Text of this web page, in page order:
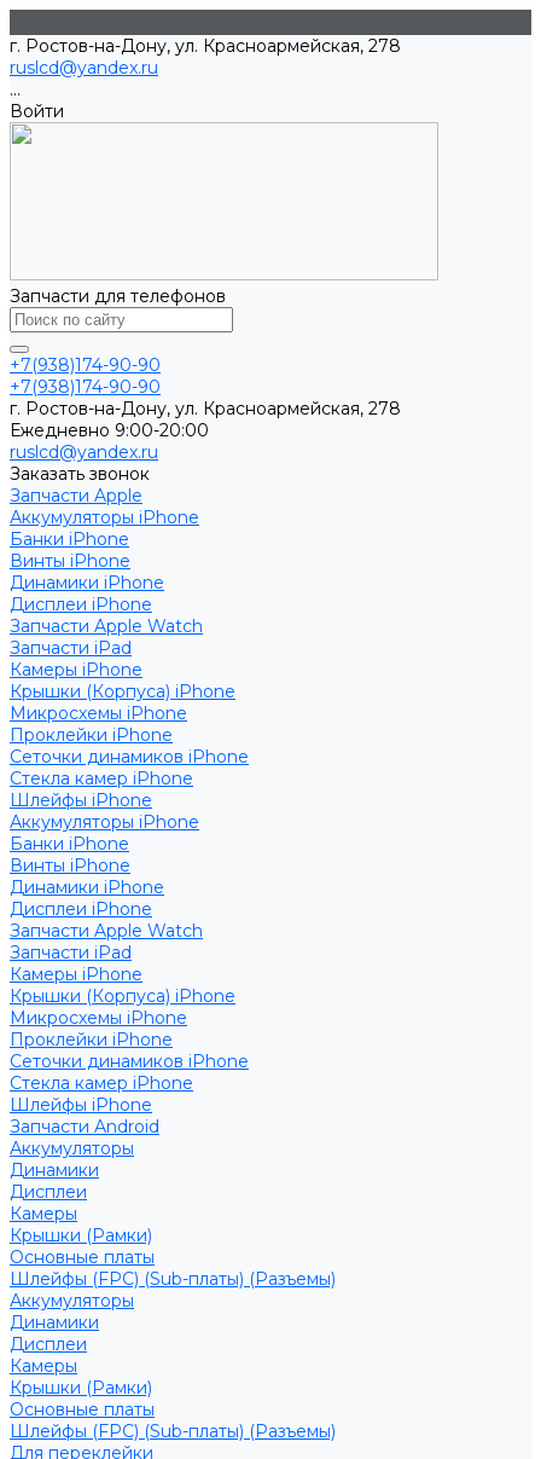
г. Ростов-на-Дону, ул. Красноармейская, 278
ruslcd@yandex.ru
...
Войти
Запчасти для телефонов
+7(938)174-90-90
+7(938)174-90-90
г. Ростов-на-Дону, ул. Красноармейская, 278
Ежедневно 9:00-20:00
ruslcd@yandex.ru
Заказать звонок
Запчасти Apple
Аккумуляторы iPhone
Банки iPhone
Винты iPhone
Динамики iPhone
Дисплеи iPhone
Запчасти Apple Watch
Запчасти iPad
Камеры iPhone
Крышки (Корпуса) iPhone
Микросхемы iPhone
Проклейки iPhone
Сеточки динамиков iPhone
Стекла камер iPhone
Шлейфы iPhone
Аккумуляторы iPhone
Банки iPhone
Винты iPhone
Динамики iPhone
Дисплеи iPhone
Запчасти Apple Watch
Запчасти iPad
Камеры iPhone
Крышки (Корпуса) iPhone
Микросхемы iPhone
Проклейки iPhone
Сеточки динамиков iPhone
Стекла камер iPhone
Шлейфы iPhone
Запчасти Android
Аккумуляторы
Динамики
Дисплеи
Камеры
Крышки (Рамки)
Основные платы
Шлейфы (FPC) (Sub-платы) (Разъемы)
Аккумуляторы
Динамики
Дисплеи
Камеры
Крышки (Рамки)
Основные платы
Шлейфы (FPC) (Sub-платы) (Разъемы)
Для переклейки